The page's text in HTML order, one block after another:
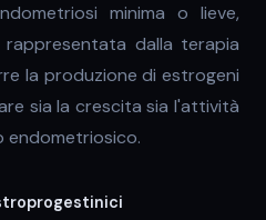
minima o lieve,
rappresentata dalla terapia
la produzione di estrogeni
sia la crescita sia l'attività
endometriosico.